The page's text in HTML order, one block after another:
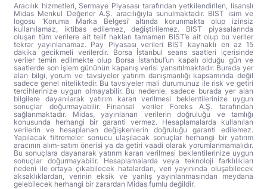
Aracılık hizmetleri, Sermaye Piyasası tarafından yetkilendirilen, lisanslı
Midas Menkul Değerler A.Ş. aracılığıyla sunulmaktadır. BIST isim ve
logosu ‘Koruma Marka Belgesi’ altında korunmakta olup izinsiz
kullanılamaz, iktibas edilemez, değiştirilemez. BIST piyasalarında
oluşan tüm verilere ait telif hakları tamamen BIST’e ait olup bu veriler
tekrar yayınlanamaz. Pay Piyasası verileri BIST kaynaklı en az 15
dakika gecikmeli verilerdir. Borsa İstanbul seans saatleri içerisinde
veriler temin edilmekte olup Borsa İstanbul’un kapalı olduğu gün ve
saatlerde son işlem gününün kapanış verisi yansıtılmaktadır. Burada yer
alan bilgi, yorum ve tavsiyeler yatırım danışmanlığı kapsamında değil
sadece genel niteliktedir. Bu tavsiyeler mali durumunuz ile risk ve getiri
tercihlerinize uygun olmayabilir. Bu nedenle, sadece burada yer alan
bilgilere dayanılarak yatırım kararı verilmesi beklentilerinize uygun
sonuçlar doğurmayabilir. Finansal veriler Foreks A.Ş. tarafından
sağlanmaktadır. Midas, yayınlanan verilerin doğruluğu ve tamlığı
konusunda herhangi bir garanti vermez. Hesaplamalarda kullanılan
verilerin ve hesaplanan değişkenlerin doğruluğu garanti edilemez.
Yapılacak filtremeler sonucu ulaşılacak sonuçlar herhangi bir yatırım
aracının alım-satım önerisi ya da getiri vaadi olarak yorumlanmamalıdır.
Bu sonuçlara dayanarak yatırım kararı verilmesi beklentilerinize uygun
sonuçlar doğurmayabilir. Hesaplamalarda veya teknoloji farklılıkları
nedeni ile ortaya çıkabilecek hatalardan, veri yayınında oluşabilecek
aksaklıklardan, verinin eksik ve yanlış yayınlanmasından meydana
gelebilecek herhangi bir zarardan Midas fumlu değildir.